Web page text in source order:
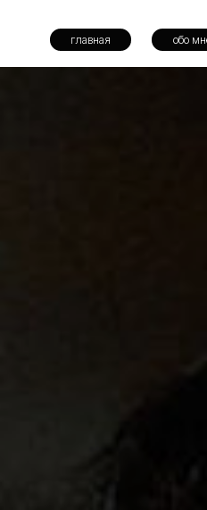
обо мне
главная